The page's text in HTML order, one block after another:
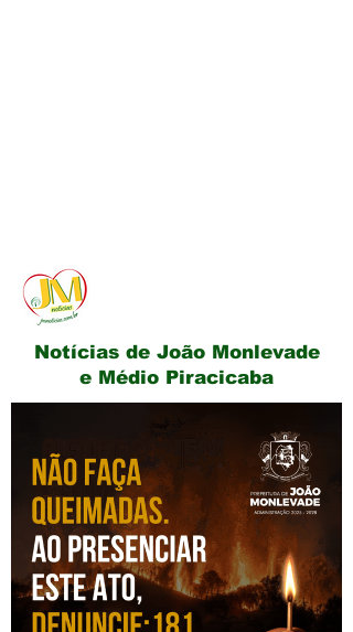
Notícias de João Monlevade
e Médio Piracicaba